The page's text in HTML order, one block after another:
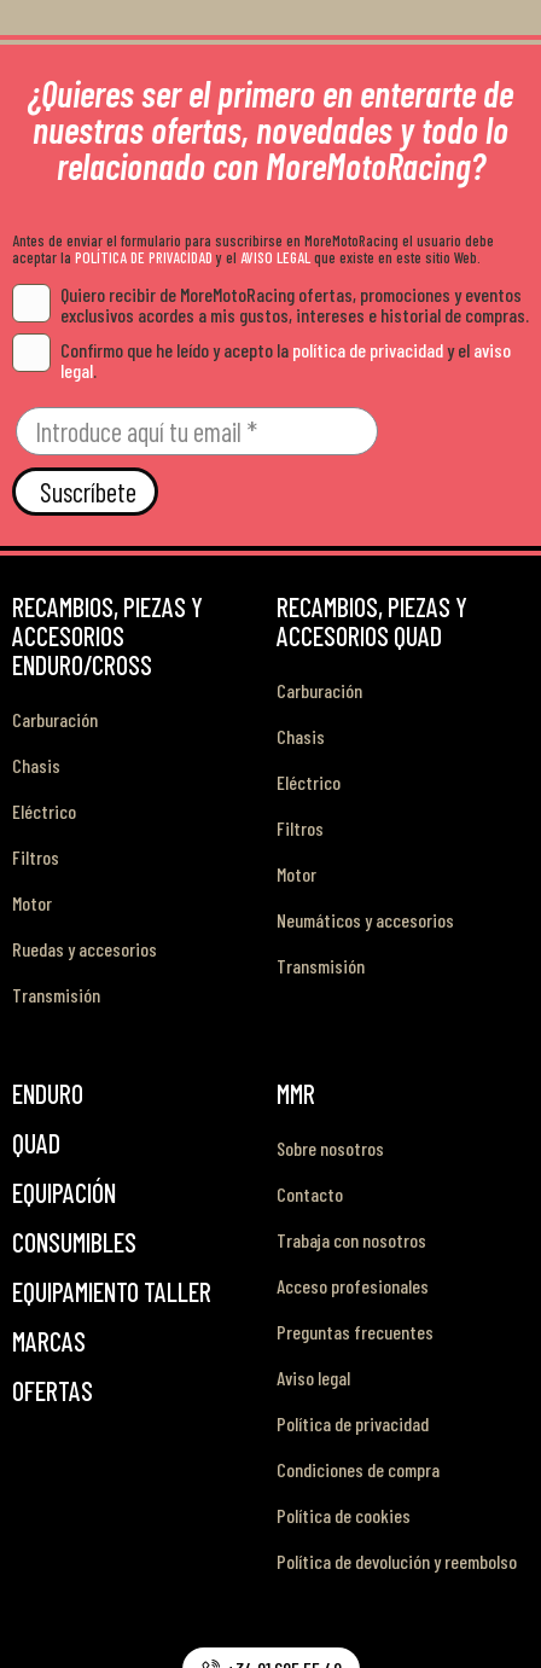
¿Quieres ser el primero en enterarte de
nuestras ofertas, novedades y todo lo
relacionado con MoreMotoRacing?
Antes de enviar el formulario para suscribirse en MoreMotoRacing el usuario debe
aceptar la POLÍTICA DE PRIVACIDADy el AVISO LEGALque existe en este sitio Web.
Quiero recibir de MoreMotoRacing ofertas, promociones y eventos
exclusivos acordes a mis gustos, intereses e historial de compras.
Confirmo que he leído y acepto la política de privacidady el aviso
legal
Suscríbete
RECAMBIOS, PIEZAS Y
ACCESORIOS
ENDURO/CROSS
Carburación
Chasis
Eléctrico
Filtros
Motor
Ruedas y accesorios
Transmisión
RECAMBIOS, PIEZAS Y
ACCESORIOS QUAD
Carburación
Chasis
Eléctrico
Filtros
Motor
Neumáticos y accesorios
Transmisión
ENDURO
QUAD
EQUIPACIÓN
CONSUMIBLES
EQUIPAMIENTO TALLER
MARCAS
OFERTAS
MMR
Sobre nosotros
Contacto
Trabaja con nosotros
Acceso profesionales
Preguntas frecuentes
Aviso legal
Política de privacidad
Condiciones de compra
Política de cookies
Política de devolución y reembolso